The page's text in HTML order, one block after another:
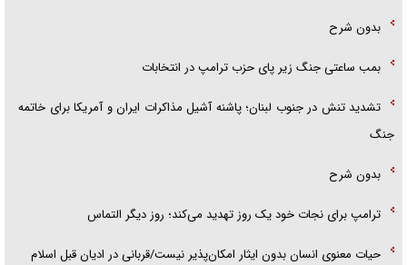
بدون شرح
بمب ساعتی جنگ زیر پای حزب ترام‍پ در انتخابات
تشدید تنش در جنوب لبنان؛ پاشنه آشیل مذاکرات ایران و آمریکا برای خاتمه
جنگ
بدون شرح
ترامپ برای نجات خود یک روز تهدید می‌کند؛ روز دیگر التماس
حیات معنوی انسان بدون ایثار امکان‌پذیر نیست/قربانی در ادیان قبل اسلام